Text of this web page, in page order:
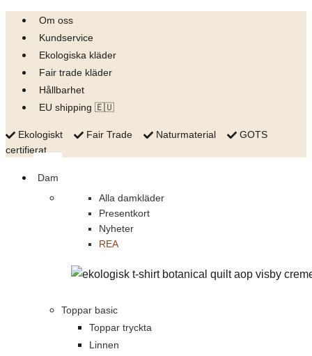
Skip
content
Om oss
Kundservice
Ekologiska kläder
Fair trade kläder
Hållbarhet
EU shipping 🇪🇺
Ekologiskt Fair Trade Naturmaterial
GOTS
certifierat
Dam
Alla damkläder
Presentkort
Nyheter
REA
Toppar basic
Toppar tryckta
Linnen